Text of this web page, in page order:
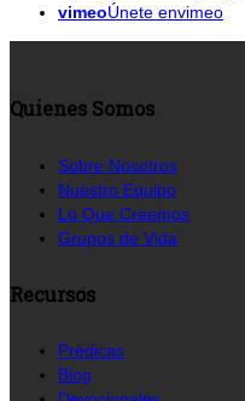
vimeoÚnete envimeo
Quienes Somos
Sobre Nosotros
Nuestro Equipo
Lo Que Creemos
Grupos de Vida
Recursos
Prédicas
Blog